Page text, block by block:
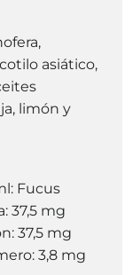
asiático,
limón y
Fucus
37,5 mg
37,5 mg
3,8 mg